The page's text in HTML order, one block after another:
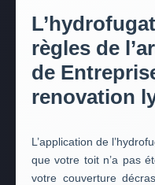
règles de
de
renovation
L’application de
que votre toit n’a pas
votre couverture